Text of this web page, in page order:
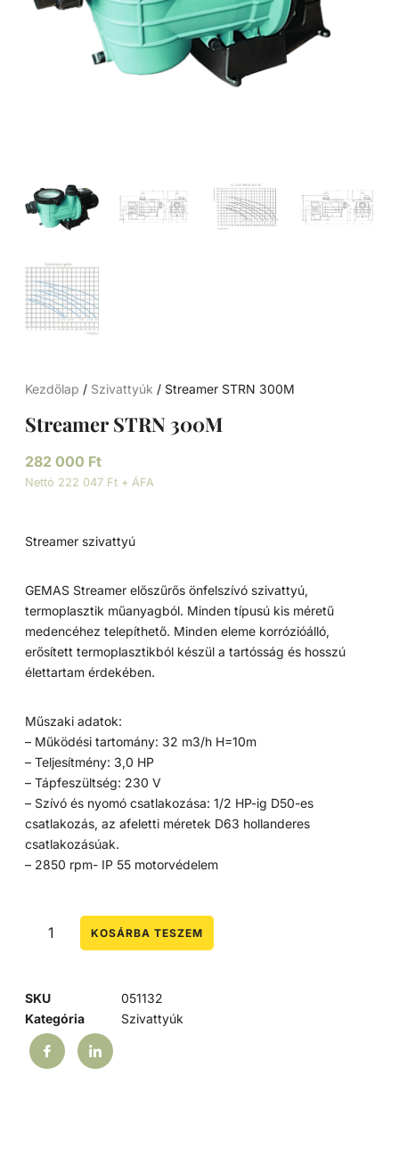
Kezdőlap / Szivattyúk / Streamer STRN 300M
Streamer STRN 300M
282 000 Ft
Nettó 222 047 Ft + ÁFA
Streamer szivattyú
GEMAS Streamer előszűrős önfelszívó szivattyú,
termoplasztik műanyagból. Minden típusú kis méretű
medencéhez telepíthető. Minden eleme korrózióálló,
erősített termoplasztikból készül a tartósság és hosszú
élettartam érdekében.
Műszaki adatok:
– Működési tartomány: 32 m3/h H=10m
– Teljesítmény: 3,0 HP
– Tápfeszültség: 230 V
– Szívó és nyomó csatlakozása: 1/2 HP-ig D50-es
csatlakozás, az afeletti méretek D63 hollanderes
csatlakozásúak.
– 2850 rpm- IP 55 motorvédelem
KOSÁRBA TESZEM
SKU
051132
Kategória
Szivattyúk